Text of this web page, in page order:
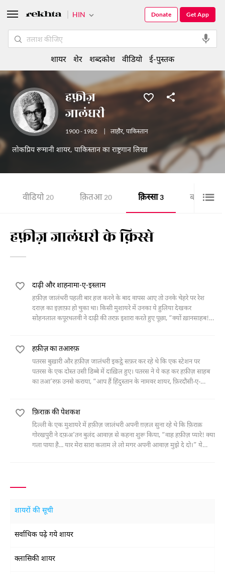
हफ़ीज़
जालंधरी
1900 - 1982 लाहौर, पाकिस्तान
लोकप्रिय रूमानी शायर, पाकिस्तान का राष्ट्रगान लिखा
वीडियो 20 क़ितआ 20 क़िस्सा 3 बच्चों की
हफ़ीज़ जालंधरी के क़िस्से
दाढ़ी और शाहनामा-ए-इस्लाम
हफ़ीज़ जालंधरी पहली बार हज करने के बाद वापस आए तो उनके चेहरे पर रेश
दराज़ का इज़ाफ़ा हो चुका था। किसी मुशायरे में उनका ये हुलिया देखकर
सोहनलाल कपूरथलवी ने दाढ़ी की तरफ़ इशारा करते हुए पूछा, “क्यों ख़ानसाहब! ये
हफ़ीज़ का तआरुफ़
पतरस बुख़ारी और हफ़ीज़ जालंधरी इकट्ठे सफ़र कर रहे थे कि एक स्टेशन पर
पतरस के एक दोस्त उसी डिब्बे में दाख़िल हुए। पतरस ने ये कह कर हफ़ीज़ साहब
का तआ’रुफ़ उनसे कराया, “आप हैं हिंदुस्तान के नामवर शायर, फ़िरदौसी-ए-
फ़िराक़ की पेशकश
दिल्ली के एक मुशायरे में हफ़ीज़ जालंधरी अपनी ग़ज़ल सुना रहे थे कि फ़िराक़
गोरखपुरी ने दफ़अ’तन बुलंद आवाज़ से कहना शुरू किया, “वाह हफ़ीज़ प्यारे! क्या
गला पाया है... यार मेरा सारा कलाम ले लो मगर अपनी आवाज़ मुझे दे दो।” ये
शायरों की सूची
सर्वाधिक पढ़े गये शायर
क्लासिकी शायर
HIN Get App
Donate
शायर शेर शब्दकोश वीडियो ई-पुस्तक